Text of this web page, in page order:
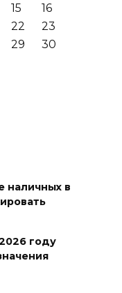
вышли
15
16
22
23
29
30
наличных в
году